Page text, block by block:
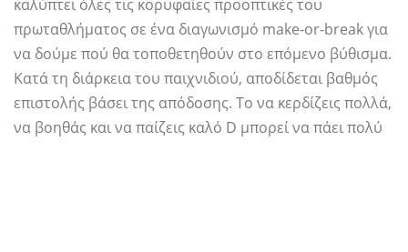
καλύπτει όλες τις κορυφαίες προοπτικές του
πρωταθλήματος σε ένα διαγωνισμό make-or-break για
να δούμε πού θα τοποθετηθούν στο επόμενο βύθισμα.
Κατά τη διάρκεια του παιχνιδιού, αποδίδεται βαθμός
επιστολής βάσει της απόδοσης. Το να κερδίζεις πολλά,
να βοηθάς και να παίζεις καλό D μπορεί να πάει πολύ